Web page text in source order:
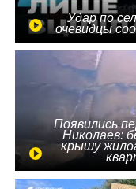
Удар по
очевидцы
Появились
Николаев:
крышу